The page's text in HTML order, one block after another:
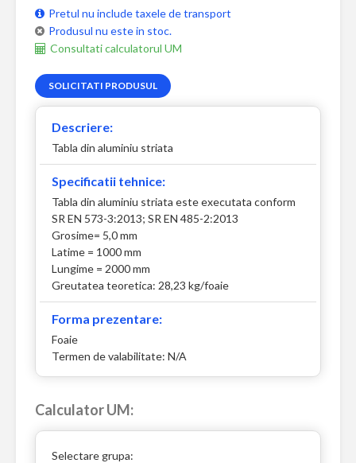
Pretul nu include taxele de transport
Produsul nu este in stoc.
Consultati calculatorul UM
SOLICITATI PRODUSUL
Descriere:
Tabla din aluminiu striata
Specificatii tehnice:
Tabla din aluminiu striata este executata conform
SR EN 573-3:2013; SR EN 485-2:2013
Grosime= 5,0 mm
Latime = 1000 mm
Lungime = 2000 mm
Greutatea teoretica: 28,23 kg/foaie
Forma prezentare:
Foaie
Termen de valabilitate: N/A
Calculator UM:
Selectare grupa: